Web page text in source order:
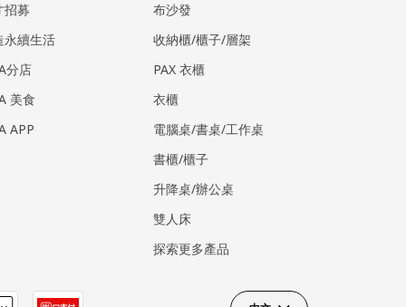
招募
永續生活
分店
美食
APP
布沙發
收納櫃/櫃子/層架
PAX 衣櫃
衣櫃
電腦桌/書桌/工作桌
書櫃/櫃子
升降桌/辦公桌
雙人床
探索更多產品